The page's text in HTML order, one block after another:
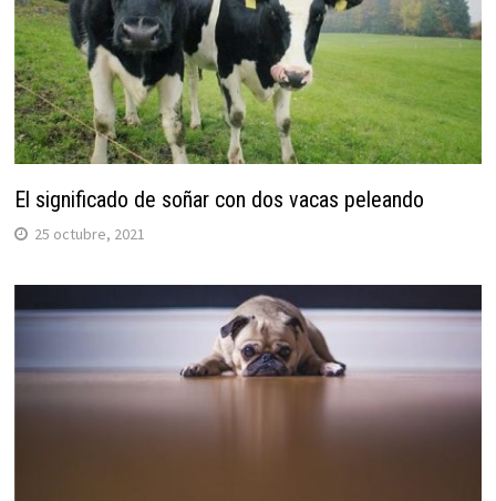
El significado de soñar con dos vacas peleando
25 octubre, 2021